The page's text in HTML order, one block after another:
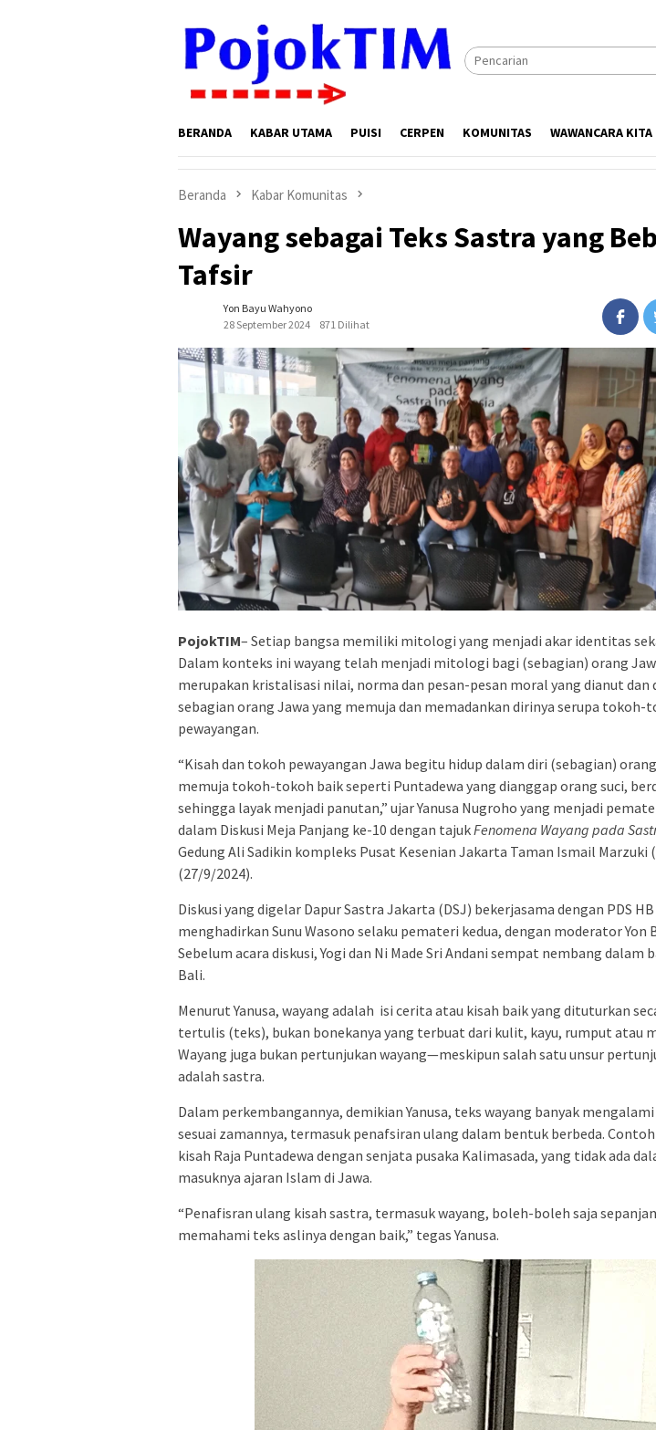
BERANDA KABAR UTAMA PUISI CERPEN KOMUNITAS WAWANCARA KITA
Beranda Kabar Komunitas
Wayang sebagai Teks Sastra yang
Tafsir
Yon Bayu Wahyono
28 September 2024
871 Dilihat
PojokTIM– Setiap bangsa memiliki mitologi yang menjadi akar identitas
Dalam konteks ini wayang telah menjadi mitologi bagi (sebagian) orang
merupakan kristalisasi nilai, norma dan pesan-pesan moral yang dianut dan
sebagian orang Jawa yang memuja dan memadankan dirinya serupa tokoh-
pewayangan.
“Kisah dan tokoh pewayangan Jawa begitu hidup dalam diri (sebagian)
memuja tokoh-tokoh baik seperti Puntadewa yang dianggap orang suci,
sehingga layak menjadi panutan,” ujar Yanusa Nugroho yang menjadi
dalam Diskusi Meja Panjang ke-10 dengan tajukFenomena Wayang pada
Gedung Ali Sadikin kompleks Pusat Kesenian Jakarta Taman Ismail Marzuki
(27/9/2024).
Diskusi yang digelar Dapur Sastra Jakarta (DSJ) bekerjasama dengan PDS
menghadirkan Sunu Wasono selaku pemateri kedua, dengan moderator Yon
Sebelum acara diskusi, Yogi dan Ni Made Sri Andani sempat nembang dalam
Bali.
Menurut Yanusa, wayang adalah isi cerita atau kisah baik yang dituturkan
tertulis (teks), bukan bonekanya yang terbuat dari kulit, kayu, rumput atau
Wayang juga bukan pertunjukan wayang—meskipun salah satu unsur
adalah sastra.
Dalam perkembangannya, demikian Yanusa, teks wayang banyak
sesuai zamannya, termasuk penafsiran ulang dalam bentuk berbeda.
kisah Raja Puntadewa dengan senjata pusaka Kalimasada, yang tidak ada
masuknya ajaran Islam di Jawa.
“Penafisran ulang kisah sastra, termasuk wayang, boleh-boleh saja
memahami teks aslinya dengan baik,” tegas Yanusa.